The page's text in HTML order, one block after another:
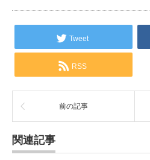
Tweet
RSS
前の記事
関連記事